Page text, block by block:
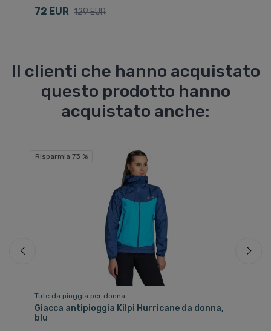
72 EUR 129 EUR
Il clienti che hanno acquistato
questo prodotto hanno
acquistato anche:
Risparmia 73 %
Tute da pioggia per donna
Giacca antipioggia Kilpi Hurricane da donna,
blu